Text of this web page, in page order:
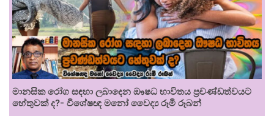
මානසික රෝග සඳහා ලබාදෙන ඖෂධ භාවිතය ප්‍රචණ්ඩත්වයට
හේතුවක් ද?- විශේෂඥ මනෝ වෛද්‍ය රූමි රූබන්